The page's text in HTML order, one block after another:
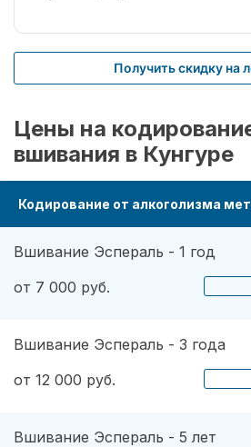
Получить скидку на
Цены на
вшивания в Кунгуре
Кодирование от алкоголизма
Вшивание Эспераль - 1 год
от 7 000 руб.
Вшивание Эспераль - 3 года
от 12 000 руб.
Вшивание Эспераль - 5 лет